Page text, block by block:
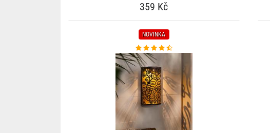
359 Kč
NOVINKA